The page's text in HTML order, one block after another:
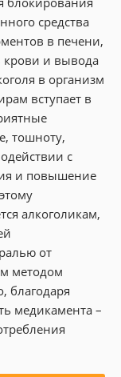
средства
в печени,
крови и вывода
в организм
вступает в
тошноту,
с
и повышение
алкоголикам,
от
методом
благодаря
медикамента –